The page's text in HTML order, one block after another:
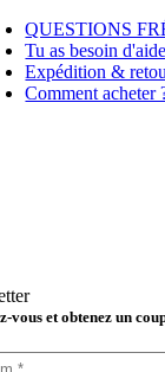
QUESTIONS
Tu as besoin
Expédition &
Comment acheter
vous et obtenez un